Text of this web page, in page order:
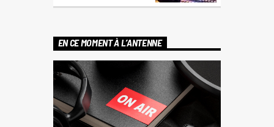
EN CE MOMENT À L’ANTENNE